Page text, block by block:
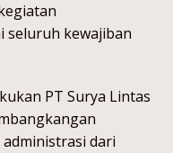
seluruh kewajiban
PT Surya Lintas
dari